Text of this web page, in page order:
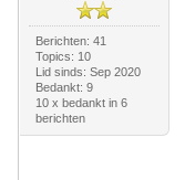
Berichten: 41
Topics: 10
Lid sinds: Sep 2020
Bedankt: 9
10 x bedankt in 6
berichten